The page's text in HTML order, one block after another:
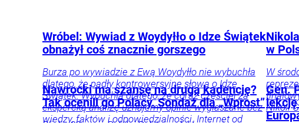
Wróbel: Wywiad z Woydyłło o Idze Świątek
obnażył coś znacznie gorszego
Burza po wywiadzie z Ewą Woydyłło nie wybuchła
dlatego, że padły kontrowersyjne słowa o Idze
Świątek. Wybuchła dlatego, że coraz częściej za
ekspercką analizę uznajemy opinie wygłaszane bez
wiedzy, faktów i odpowiedzialności. Internet od
w
W
Nikoli
Nawrocki ma szansę na drugą kadencję?
Tak ocenili go Polacy. Sondaż dla „Wprost”
Gen.
lekcję